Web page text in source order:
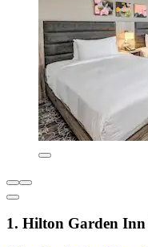
1. Hilton Garden Inn